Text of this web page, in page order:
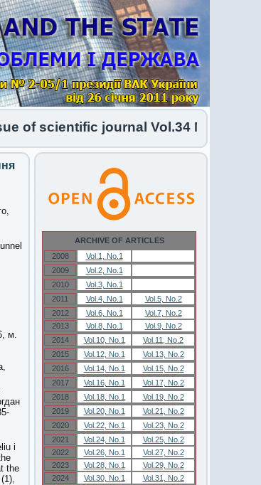
scientific journal Vol.34 No.1 2026
м.
i
the
ARCHIVE OF ARTICLES
2008
Vol.1, No.1
2009
Vol.2, No.1
2010
Vol.3, No.1
2011
Vol.4, No.1
Vol.5, No.2
2012
Vol.6, No.1
Vol.7, No.2
2013
Vol.8, No.1
Vol.9, No.2
2014
Vol.10, No.1
Vol.11, No.2
2015
Vol.12, No.1
Vol.13, No.2
2016
Vol.14, No.1
Vol.15, No.2
2017
Vol.16, No.1
Vol.17, No.2
2018
Vol.18, No.1
Vol.19, No.2
2019
Vol.20, No.1
Vol.21, No.2
2020
Vol.22, No.1
Vol.23, No.2
2021
Vol.24, No.1
Vol.25, No.2
2022
Vol.26, No.1
Vol.27, No.2
2023
Vol.28, No.1
Vol.29, No.2
2024
Vol.30, No.1
Vol.31, No.2